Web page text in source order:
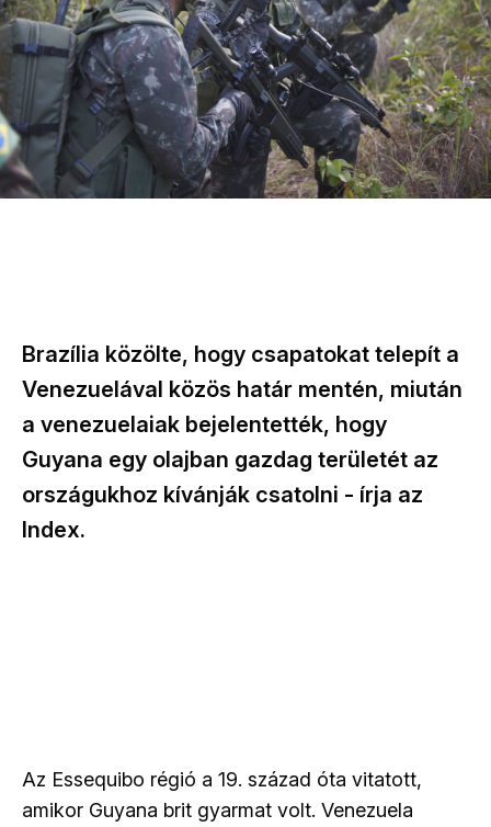
Brazília közölte, hogy csapatokat telepít a
Venezuelával közös határ mentén, miután
a venezuelaiak bejelentették, hogy
Guyana egy olajban gazdag területét az
országukhoz kívánják csatolni - írja az
Index.
Az Essequibo régió a 19. század óta vitatott,
amikor Guyana brit gyarmat volt. Venezuela